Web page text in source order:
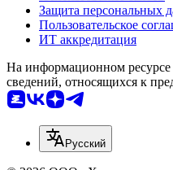
Защита персональных
Пользовательское
ИТ аккредитация
На информационном ресурсе
сведений, относящихся к
Русский